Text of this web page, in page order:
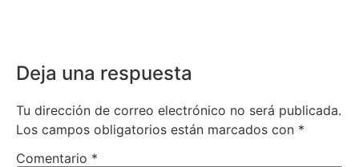
Deja una respuesta
Tu dirección de correo electrónico no será publicada.
Los campos obligatorios están marcados con *
Comentario *